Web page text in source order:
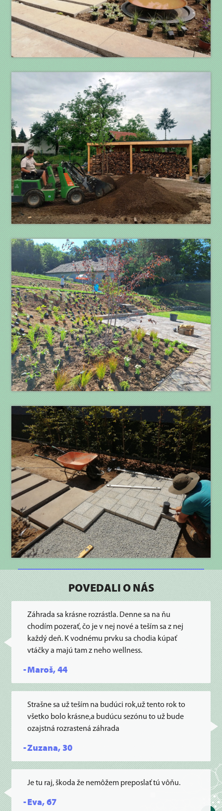
POVEDALI O NÁS
Záhrada sa krásne rozrástla. Denne sa na ňu
chodím pozerať, čo je v nej nové a teším sa z nej
každý deň. K vodnému prvku sa chodia kúpať
vtáčky a majú tam z neho wellness.
Maroš, 44
Strašne sa už teším na budúci rok,už tento rok to
všetko bolo krásne,a budúcu sezónu to už bude
ozajstná rozrastená záhrada
Zuzana, 30
Je tu raj, škoda že nemôžem preposlať tú vôňu.
Eva, 67